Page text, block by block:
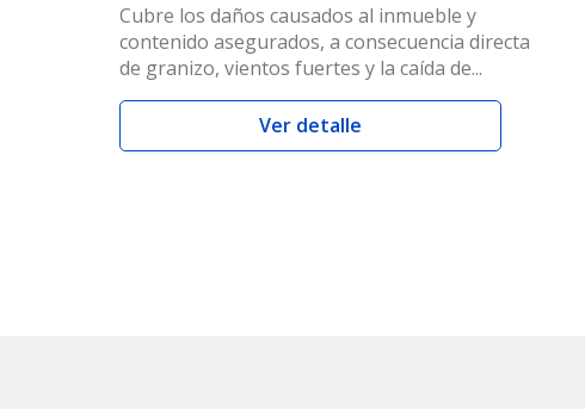
Cubre los daños causados al inmueble y
contenido asegurados, a consecuencia directa
de granizo, vientos fuertes y la caída de...
Ver detalle